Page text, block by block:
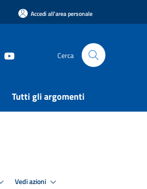
Accedi all'area personale
Cerca
Tutti gli argomenti
Vedi azioni